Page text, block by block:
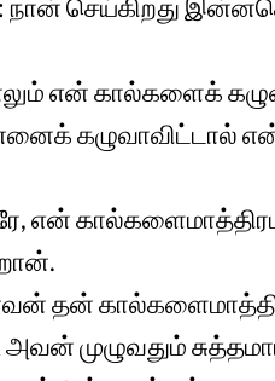
என் கால்களைக்
கழுவாவிட்டால்
என்
தன்
அவன் முழுவதும்